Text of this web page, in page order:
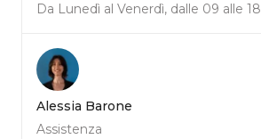
Da Lunedì al Venerdì, dalle 09 alle 18
Alessia Barone
Assistenza